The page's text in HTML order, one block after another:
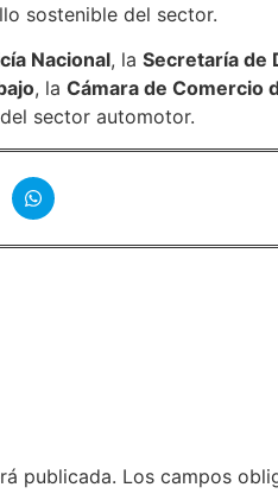
sostenible del sector.
Nacional, la Secretaría de
, la Cámara de Comercio
sector automotor.
publicada. Los campos